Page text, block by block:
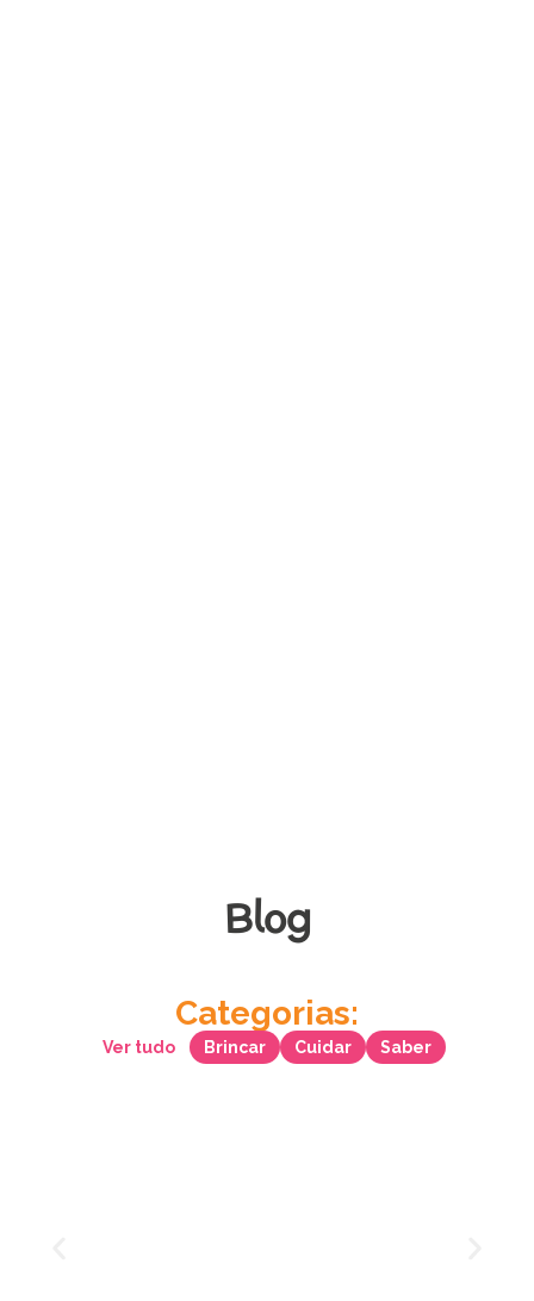
Blog
Categorias:
Brincar Cuidar Saber
Ver tudo